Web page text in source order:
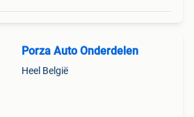
Porza Auto Onderdelen
Heel België